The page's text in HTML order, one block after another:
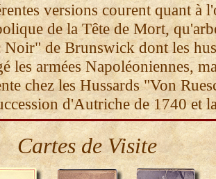
versions courent quant à
de la Tête de Mort,
Noir" de Brunswick dont les
les armées Napoléoniennes,
chez les Hussards "Von
d'Autriche de 1740 et
Cartes de Visite